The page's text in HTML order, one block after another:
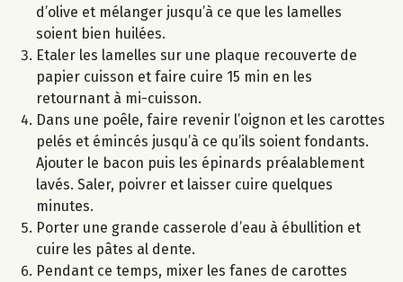
d’olive et mélanger jusqu’à ce que les lamelles
soient bien huilées.
Etaler les lamelles sur une plaque recouverte de
papier cuisson et faire cuire 15 min en les
retournant à mi-cuisson.
Dans une poêle, faire revenir l’oignon et les carottes
pelés et émincés jusqu’à ce qu’ils soient fondants.
Ajouter le bacon puis les épinards préalablement
lavés. Saler, poivrer et laisser cuire quelques
minutes.
Porter une grande casserole d’eau à ébullition et
cuire les pâtes al dente.
Pendant ce temps, mixer les fanes de carottes